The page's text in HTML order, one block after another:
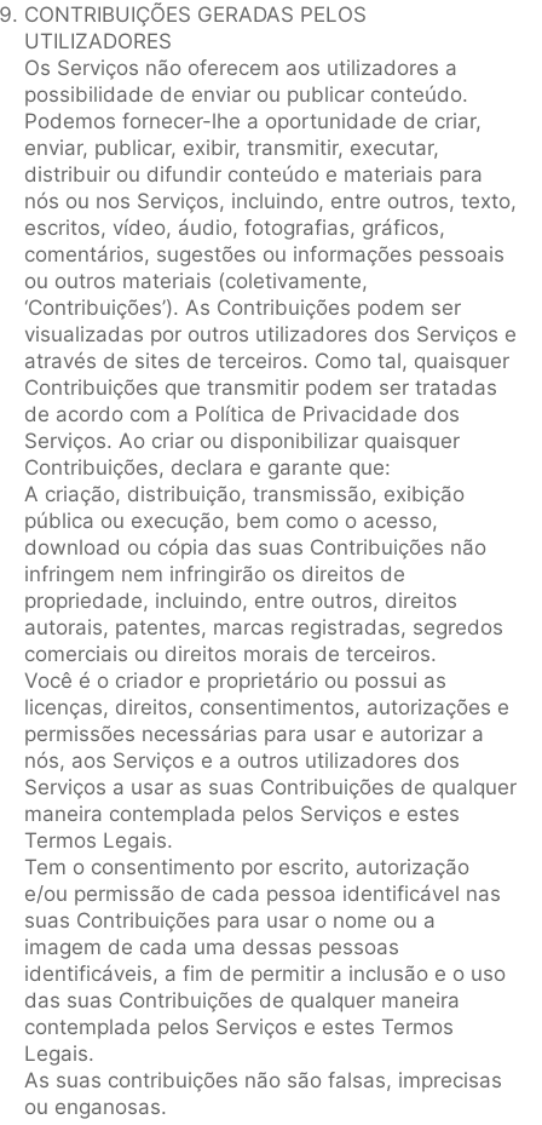
CONTRIBUIÇÕES GERADAS PELOS
UTILIZADORES
Os Serviços não oferecem aos utilizadores a
possibilidade de enviar ou publicar conteúdo.
Podemos fornecer-lhe a oportunidade de criar,
enviar, publicar, exibir, transmitir, executar,
distribuir ou difundir conteúdo e materiais para
nós ou nos Serviços, incluindo, entre outros, texto,
escritos, vídeo, áudio, fotografias, gráficos,
comentários, sugestões ou informações pessoais
ou outros materiais (coletivamente,
‘Contribuições’). As Contribuições podem ser
visualizadas por outros utilizadores dos Serviços e
através de sites de terceiros. Como tal, quaisquer
Contribuições que transmitir podem ser tratadas
de acordo com a Política de Privacidade dos
Serviços. Ao criar ou disponibilizar quaisquer
Contribuições, declara e garante que:
A criação, distribuição, transmissão, exibição
pública ou execução, bem como o acesso,
download ou cópia das suas Contribuições não
infringem nem infringirão os direitos de
propriedade, incluindo, entre outros, direitos
autorais, patentes, marcas registradas, segredos
comerciais ou direitos morais de terceiros.
Você é o criador e proprietário ou possui as
licenças, direitos, consentimentos, autorizações e
permissões necessárias para usar e autorizar a
nós, aos Serviços e a outros utilizadores dos
Serviços a usar as suas Contribuições de qualquer
maneira contemplada pelos Serviços e estes
Termos Legais.
Tem o consentimento por escrito, autorização
e/ou permissão de cada pessoa identificável nas
suas Contribuições para usar o nome ou a
imagem de cada uma dessas pessoas
identificáveis, a fim de permitir a inclusão e o uso
das suas Contribuições de qualquer maneira
contemplada pelos Serviços e estes Termos
Legais.
As suas contribuições não são falsas, imprecisas
ou enganosas.